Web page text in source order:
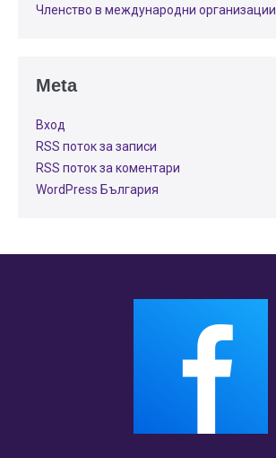
Членство в международни организации
Meta
Вход
RSS поток за записи
RSS поток за коментари
WordPress България